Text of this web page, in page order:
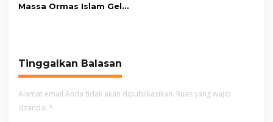
Massa Ormas Islam Gelar
Tinggalkan Balasan
Alamat email Anda tidak akan dipublikasikan. Ruas yang wajib
ditandai *